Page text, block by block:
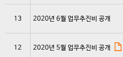
13 2020년 6월 업무추진비 공개
12 2020년 5월 업무추진비 공개